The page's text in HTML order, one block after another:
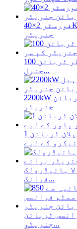
فورسٹر 2×40KW مائیکرو ہائیڈرو ٹرگو ٹربائن
جنریٹر
ہائیڈرولک پروپیلر ٹربائن 100kW کپلان ٹربائن
جنرل...
2200kW ہائیڈرو پاور پیلٹن واٹر وہیل ٹربائن
جنریٹر
چھوٹے کپلان ٹربائن 1KW 1.5KW 2KW 3KW 5KW
ہائیڈرولک
فرانک...
ٹربائن
جنریٹو...